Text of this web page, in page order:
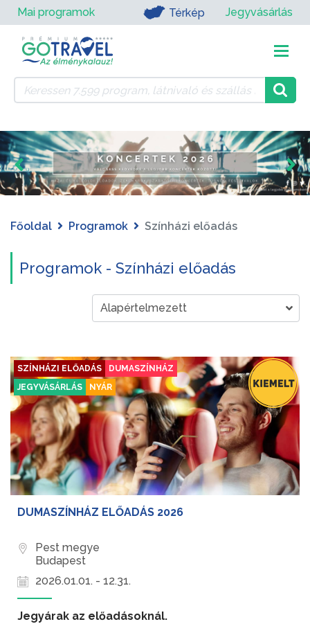
Mai programok Térkép Jegyvásárlás
Főoldal Programok Színházi előadás
Programok - Színházi előadás
SZÍNHÁZI ELŐADÁS
DUMASZÍNHÁZ
JEGYVÁSÁRLÁS
NYÁR
DUMASZÍNHÁZ ELŐADÁS 2026
Pest megye
Budapest
2026.01.01. - 12.31.
Jegyárak az előadásoknál.